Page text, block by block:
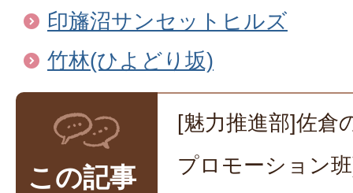
印旛沼サンセットヒルズ
竹林(ひよどり坂)
この記事
[魅力推進部]佐倉
プロモーション